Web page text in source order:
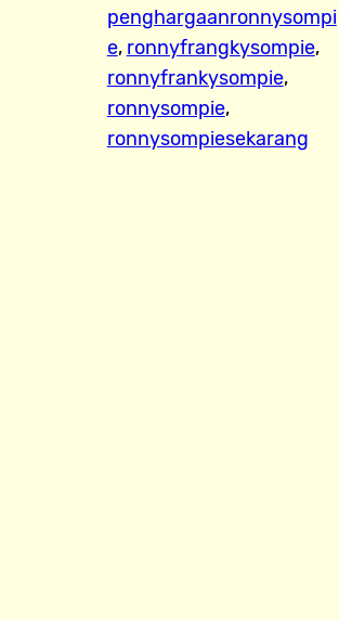
penghargaanronnysompi
e, ronnyfrangkysompie,
ronnyfrankysompie,
ronnysompie,
ronnysompiesekarang